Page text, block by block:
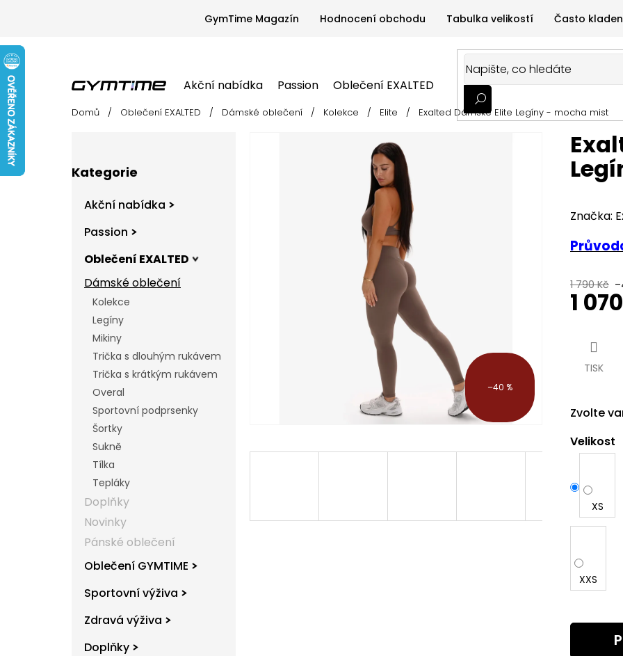
GymTime Magazín Hodnocení obchodu Tabulka velikostí Často
Akční nabídka Passion Oblečení EXALTED Oblečení GYMTIME Sportovní
Akční nabídka Passion Oblečení EXALTED Oblečení GYMTIME Sportovní výživa Zdravá
Domů / Oblečení EXALTED / Dámské oblečení / Kolekce / Elite / Exalted Dámské Elite Legíny - mocha mist
kategorie
Kategorie
Akční nabídka
Passion
Oblečení EXALTED
Dámské oblečení
Kolekce
Legíny
Mikiny
Trička s dlouhým rukávem
Trička s krátkým rukávem
Overal
Sportovní podprsenky
Šortky
Sukně
Tílka
Tepláky
Doplňky
Novinky
Pánské oblečení
Oblečení GYMTIME
Sportovní výživa
Zdravá výživa
Doplňky
–40 %
1 790 Kč
1
Zvolte
Velikost
XS
XXS
TISK
Značka: